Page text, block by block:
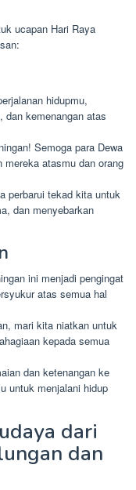
ucapan Hari Raya
hidupmu,
dan kemenangan atas
Semoga para Dewa
mereka atasmu dan orang
perbarui tekad kita untuk
dan menyebarkan
ini menjadi pengingat
atas semua hal
mari kita niatkan untuk
kepada semua
dan ketenangan ke
untuk menjalani hidup
dari
dan